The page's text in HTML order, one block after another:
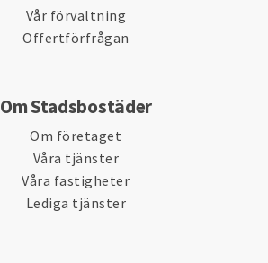
Vår förvaltning
Offertförfrågan
Om Stadsbostäder
Om företaget
Våra tjänster
Våra fastigheter
Lediga tjänster